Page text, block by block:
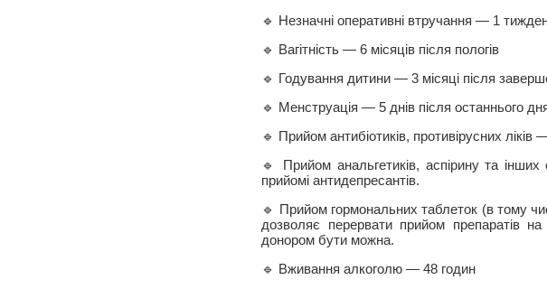
🔹 Незначні оперативні втручання — 1
🔹 Вагітність — 6 місяців після пологів
🔹 Годування дитини — 3 місяці після
🔹 Менструація — 5 днів після останнього
🔹 Прийом антибіотиків, противірусних ліків
🔹 Прийом анальгетиків, аспірину та
прийомі антидепресантів.
🔹 Прийом гормональних таблеток (в тому
дозволяє перервати прийом препаратів
донором бути можна.
🔹 Вживання алкоголю — 48 годин